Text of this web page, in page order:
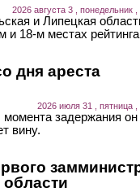
2026 августа 3 , понедельник ,
и Липецкая
и 18-м местах
дня ареста
2026 июля 31 , пятница ,
задержания он
вину.